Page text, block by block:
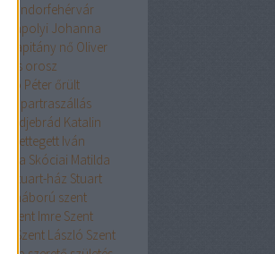
Nándorfehérvár
Nápolyi Johanna
kapitány nő Oliver
orosz
Péter őrült
partraszállás
Podjebrád Katalin
Rettegett Iván
Skóciai Matilda
Stuart-ház Stuart
háború szent
Szent Imre Szent
Szent László Szent